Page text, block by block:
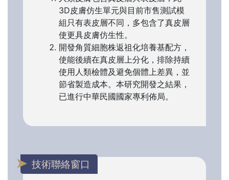
3D皮膚仿生單元與目前市售測試模
組只有表皮層不同，多包含了真皮層
使更具皮膚仿生性。
開發角質細胞株返祖化培養基配方，
使能後續在真皮層上分化，排除持續
使用人類檢體及避免個體上差異，並
節省製造成本。本研究開發之結果，
已進行中華民國國家專利佈局。
技術聯絡窗口